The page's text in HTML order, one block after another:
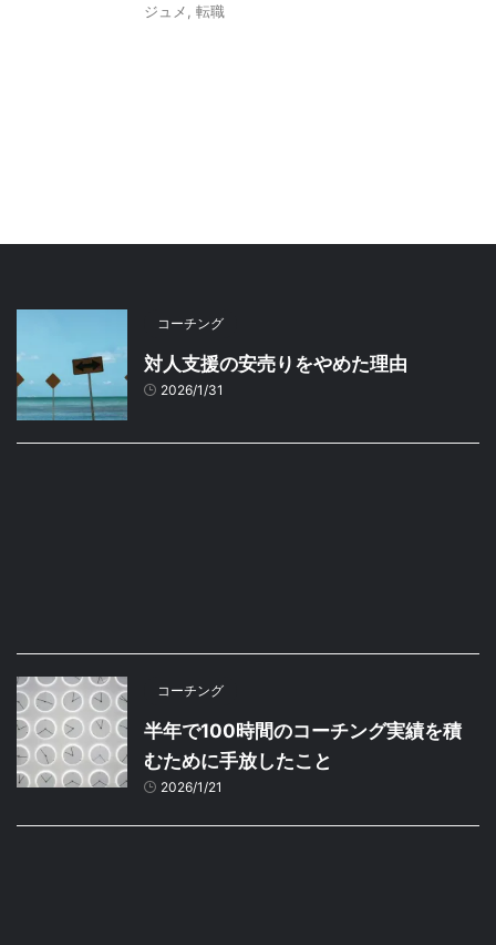
ジュメ
転職
コーチング
対人支援の安売りをやめた理由
2026/1/31
コーチング
半年で100時間のコーチング実績を積
むために手放したこと
2026/1/21